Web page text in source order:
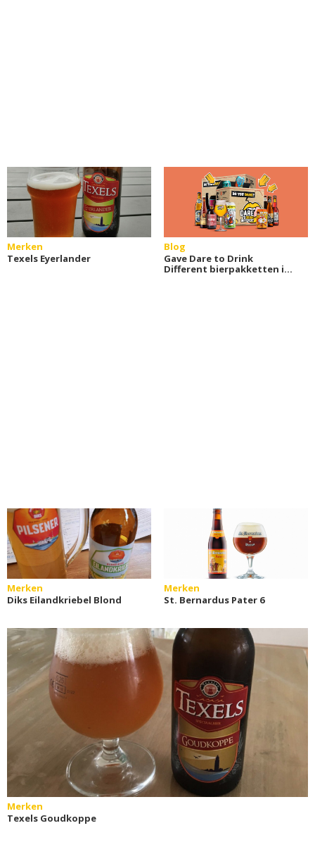
Merken
Texels Eyerlander
Blog
Gave Dare to Drink
Different bierpakketten in
Merken
Diks Eilandkriebel Blond
Merken
St. Bernardus Pater 6
Merken
Texels Goudkoppe